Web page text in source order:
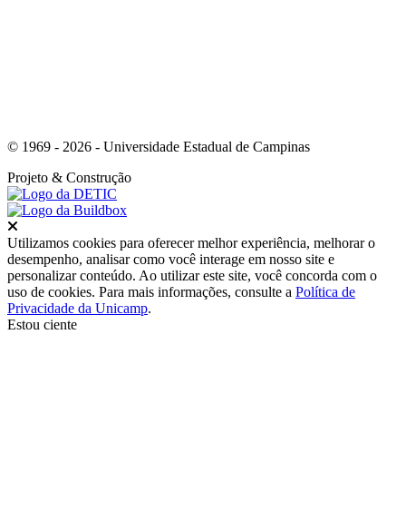
© 1969 - 2026 - Universidade Estadual de Campinas
Projeto & Construção
Utilizamos cookies para oferecer melhor experiência, melhorar o
desempenho, analisar como você interage em nosso site e
personalizar conteúdo. Ao utilizar este site, você concorda com o
uso de cookies. Para mais informações, consulte a Política de
Privacidade da Unicamp.
Estou ciente